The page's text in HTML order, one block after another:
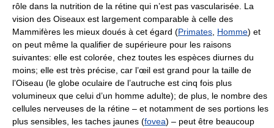
rôle dans la nutrition de la rétine qui n’est pas vascularisée. La
vision des Oiseaux est largement comparable à celle des
Mammifères les mieux doués à cet égard (Primates Homme) et
on peut même la qualifier de supérieure pour les raisons
suivantes: elle est colorée, chez toutes les espèces diurnes du
moins; elle est très précise, car l’œil est grand pour la taille de
l’Oiseau (le globe oculaire de l’autruche est cinq fois plus
volumineux que celui d’un homme adulte); de plus, le nombre des
cellules nerveuses de la rétine – et notamment de ses portions les
plus sensibles, les taches jaunes (fovea) – peut être beaucoup